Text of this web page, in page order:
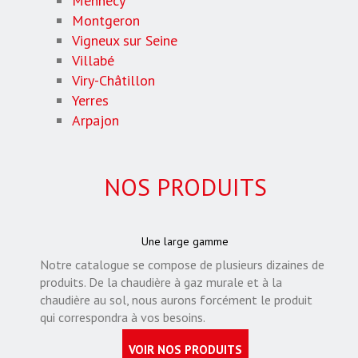
Montgeron
Vigneux sur Seine
Villabé
Viry-Châtillon
Yerres
Arpajon
NOS PRODUITS
Une large gamme
Notre catalogue se compose de plusieurs dizaines de
produits. De la chaudière à gaz murale et à la
chaudière au sol, nous aurons forcément le produit
qui correspondra à vos besoins.
VOIR NOS PRODUITS